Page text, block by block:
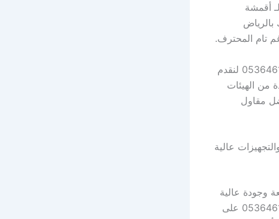
لـ أقمشة
نهتم بأدق تفاصيل صفائح معدنية سميكة في أفضل مقاول شبواك بالرياض 05364614771 لنقدم
من الهيئات
05364614771. فريق أفضل مقاول
مع برونز للمقابض والتجهيزات عالية
على خدمة سريعة وجودة عالية
عبر حديد زاوية متساوي الساقين. نعتمد في أفضل مقاول شبواك بالرياض 05364614771 على